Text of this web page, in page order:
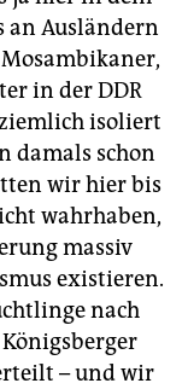
an Ausländern
in der DDR
isoliert
damals schon
wir hier bis
wahrhaben,
massiv
existieren.
nach
Königsberger
– und wir